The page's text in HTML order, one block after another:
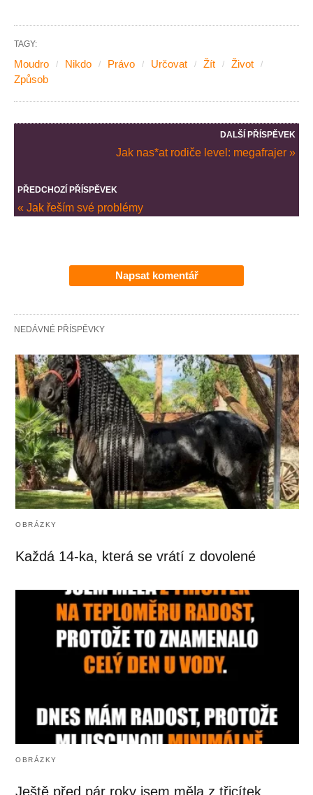
TAGY:
Moudro Nikdo Právo Určovat Žít
Život
Způsob
DALŠÍ PŘÍSPĚVEK
Jak nas*at rodiče level: megafrajer »
PŘEDCHOZÍ PŘÍSPĚVEK
« Jak řeším své problémy
Napsat komentář
NEDÁVNÉ PŘÍSPĚVKY
OBRÁZKY
Každá 14-ka, která se vrátí z dovolené
OBRÁZKY
Ještě před pár roky jsem měla z třicítek